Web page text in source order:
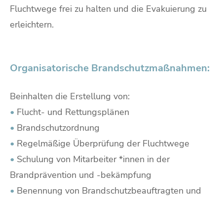
Fluchtwege frei zu halten und die Evakuierung zu
erleichtern.
Organisatorische Brandschutzmaßnahmen:
Beinhalten die Erstellung von:
• Flucht- und Rettungsplänen
• Brandschutzordnung
• Regelmäßige Überprüfung der Fluchtwege
• Schulung von Mitarbeiter *innen in der
Brandprävention und -bekämpfung
• Benennung von Brandschutzbeauftragten und